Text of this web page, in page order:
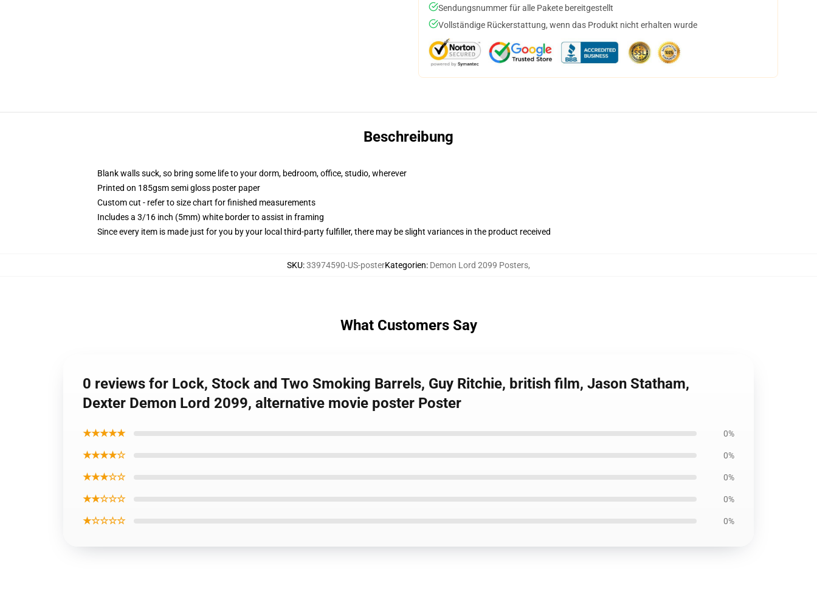
Sendungsnummer für alle Pakete bereitgestellt
Vollständige Rückerstattung, wenn das Produkt nicht erhalten wurde
Beschreibung
Blank walls suck, so bring some life to your dorm, bedroom, office, studio, wherever
Printed on 185gsm semi gloss poster paper
Custom cut - refer to size chart for finished measurements
Includes a 3/16 inch (5mm) white border to assist in framing
Since every item is made just for you by your local third-party fulfiller, there may be slight variances in the product received
SKU:33974590-US-posterKategorien: Demon Lord 2099 Posters,
What Customers Say
0 reviews for Lock, Stock and Two Smoking Barrels, Guy Ritchie, british film, Jason Statham,
Dexter Demon Lord 2099, alternative movie poster Poster
★★★★★ 0%
★★★★☆ 0%
★★★☆☆ 0%
★★☆☆☆ 0%
★☆☆☆☆ 0%